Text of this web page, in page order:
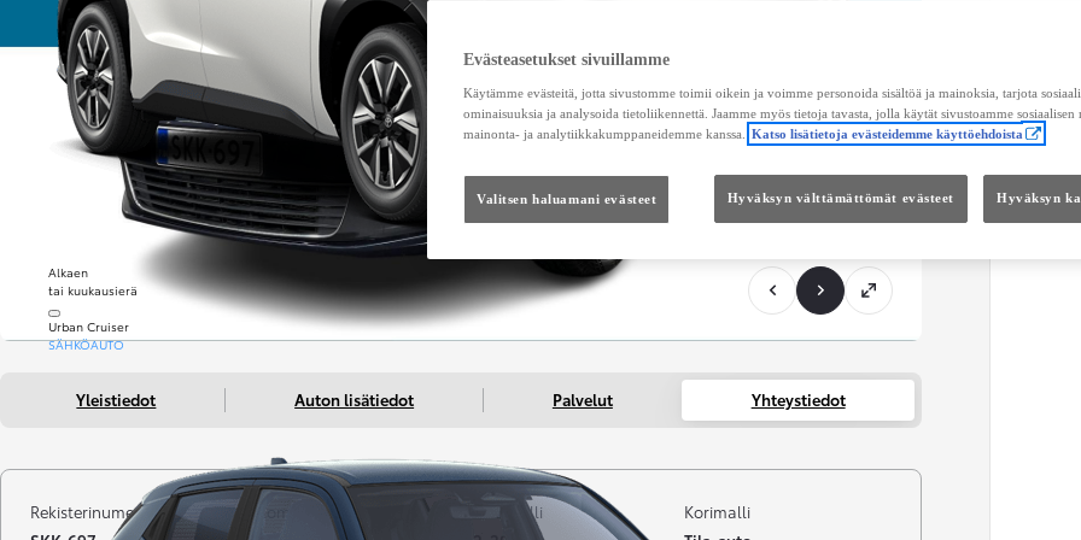
Alkaen
tai kuukausierä
Urban Cruiser
SÄHKÖAUTO
Yleistiedot Auton lisätiedot Palvelut Yhteystiedot
Rekisterinumero
Kilometrit
Vuosimalli
Korimalli
Evästeasetukset sivuillamme
Käytämme evästeitä, jotta sivustomme toimii oikein ja voimme personoida sisältöä ja mainoksia, tarjota
ominaisuuksia ja analysoida tietoliikennettä. Jaamme myös tietoja tavasta, jolla käytät sivustoamme sosiaalisen
mainonta- ja analytiikkakumppaneidemme kanssa.
Katso lisätietoja evästeidemme käyttöehdoista
Valitsen haluamani evästeet Hyväksyn välttämättömät evästeet Hyväksyn